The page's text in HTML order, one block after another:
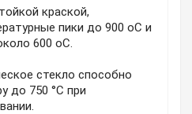
краской,
пики до 900 оС и
600 оС.
стекло способно
до 750 °C при